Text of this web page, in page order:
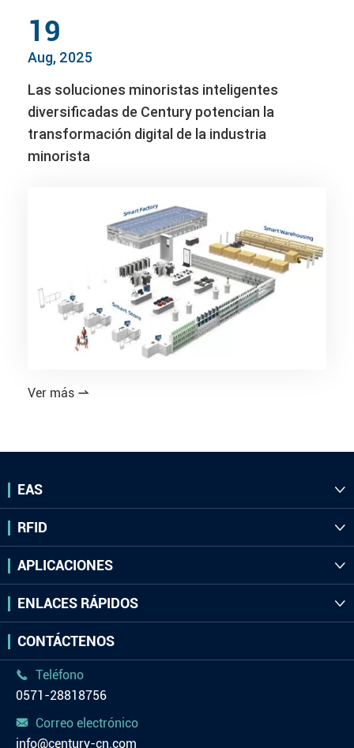
19
Aug, 2025
Las soluciones minoristas inteligentes
diversificadas de Century potencian la
transformación digital de la industria
minorista
Ver más 
EAS 
RFID 
APLICACIONES 
ENLACES RÁPIDOS 
CONTÁCTENOS

Teléfono
0571-28818756

Correo electrónico
info@century-cn.com